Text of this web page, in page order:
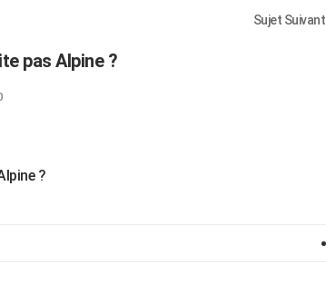
Sujet Suivant
pas Alpine ?
?